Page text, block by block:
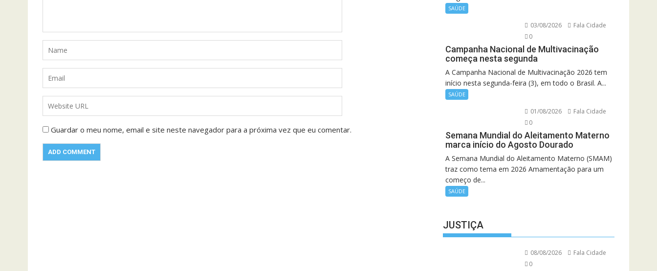
Guardar o meu nome, email e site neste navegador para a próxima vez que eu comentar.
SAÚDE
03/08/2026
Fala Cidade
0
Campanha Nacional de Multivacinação
começa nesta segunda
A Campanha Nacional de Multivacinação 2026 tem
início nesta segunda-feira (3), em todo o Brasil. A...
SAÚDE
01/08/2026
Fala Cidade
0
Semana Mundial do Aleitamento Materno
marca início do Agosto Dourado
A Semana Mundial do Aleitamento Materno (SMAM)
traz como tema em 2026 Amamentação para um
começo de...
SAÚDE
JUSTIÇA
08/08/2026
Fala Cidade
0